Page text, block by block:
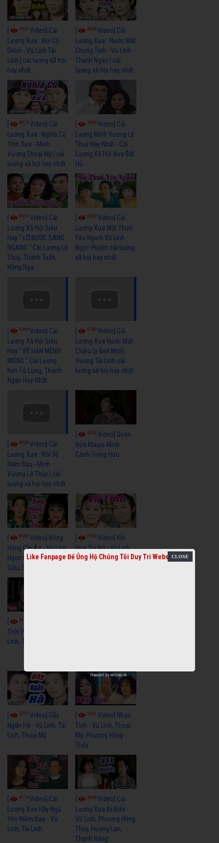
7675 Video] Cải
Lương Xưa : Đời Cô
Diễm - Vũ Linh Tài
Linh | cải lương xã hội
hay nhất
6928Video] Cải
Lương Xưa : Nước Mắt
Chung Tình - Vũ Linh
Thanh Ngân | cải
lương xã hội hay nhất
6073 Video] Cải
Lương Xưa : Nghĩa Cũ
Tình Xưa - Minh
Vương Thoại Mỹ | cải
lương xã hội hay nhất
6690Video] Cải
Lương Minh Vương Lệ
Thuỷ Hay Nhất - Cải
Lương Xã Hội Xưa Bất
Hủ
6979 Video] Cải
Lương Xã Hội Siêu
Hay " LỠ BƯỚC SANG
NGANG " Cải Lương Lệ
Thuỷ, Thanh Tuấn,
Hồng Nga
6394Video] Cải
Lương Xưa Một Thuở
Yêu Người Vũ Linh
Ngọc Huyền cải lương
xã hội hay nhất
5464Video] Cải
Lương Xã Hội Siêu
Hay " BỂ HẬN MÊNH
MÔNG " Cải Lương
Kim Tử Long, Thanh
Ngân Hay Nhất
5740Video] Cải
Lương Xưa Nước Mắt
Chiều Ly Biệt Minh
Vương Tài Linh cải
lương xã hội hay nhất
6328 Video] Cải
Lương Xưa : Rồi 30
Năm Sau - Minh
Vương Lệ Thủy | cải
lương xã hội hay nhất
6043Video] Quán
Nửa Khuya-Minh
Cảnh-Trọng Hữu
9060 Video] Bông
Hồng Cài Áo - Vũ Linh,
Ngọc Huyền, Ngọc
Giàu, Diệp Lang
7354Video] Khi
Hoa Trà Nở - Vũ Linh,
Tài Linh
4111
Thời Phóng Đãng - Vũ
Linh, Tài Linh, Chí Linh
3770 Video] Dãy
Ngân Hà - Vũ Linh, Tài
Linh, Thoại Mỹ
3441Video] Nhạc
Tình - Vũ Linh, Thoại
Mỹ, Phương Hồng
Thủy
4114Video] Cải
Lương Xưa Hãy Ngủ
Yên Niềm Đau - Vũ
Linh, Tài Linh
3966Video] Cải
Lương Xưa Đi Biển -
Vũ Linh, Phương Hồng
Thủy, Hương Lan,
Thanh Hằng
Like Fanpage Để Ủng Hộ Chúng Tôi Duy Trì Website
Powered by netcore.vn